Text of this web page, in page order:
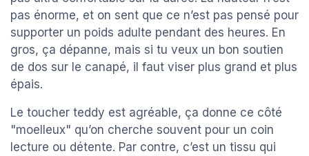
pas énorme, et on sent que ce n’est pas pensé pour
supporter un poids adulte pendant des heures. En
gros, ça dépanne, mais si tu veux un bon soutien
de dos sur le canapé, il faut viser plus grand et plus
épais.
Le toucher teddy est agréable, ça donne ce côté
"moelleux" qu’on cherche souvent pour un coin
lecture ou détente. Par contre, c’est un tissu qui